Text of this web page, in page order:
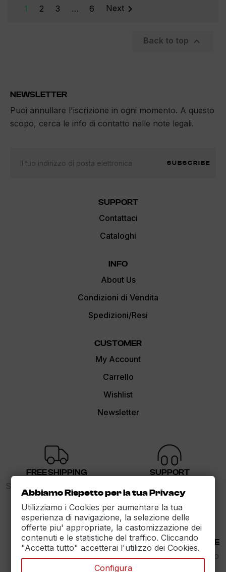
1 2 3 … 6 Next 
Back to top 
NEWSLETTER
Puoi annullare l'iscrizione in ogni momento. A questo
scopo, cerca le info di contatto nelle note legali.
SUBSCRIBE
SUPPORT
Contattaci
Cataloghi
INFO
About Us
Condizioni di Vendita
Spedizioni/Resi
CUSTOMER
My Account
Carrello
Wishlist
Newsletter
FREE SHIPPING
Spedizione gratuita sopra i
89€
SUPPORT
30 DAYS RETURN
Reso Garantito entro
100% PAYMENT SECURE
Assicuriamo il pagamento
Abbiamo Rispetto per la tua Privacy
Utilizziamo i Cookies per aumentare la tua
esperienza di navigazione, la selezione delle
offerte piu' appropriate, la castomizzazione dei
contenuti e le statistiche del traffico. Cliccando
"Accetta tutto" accetterai l'utilizzo dei Cookies.
Configura